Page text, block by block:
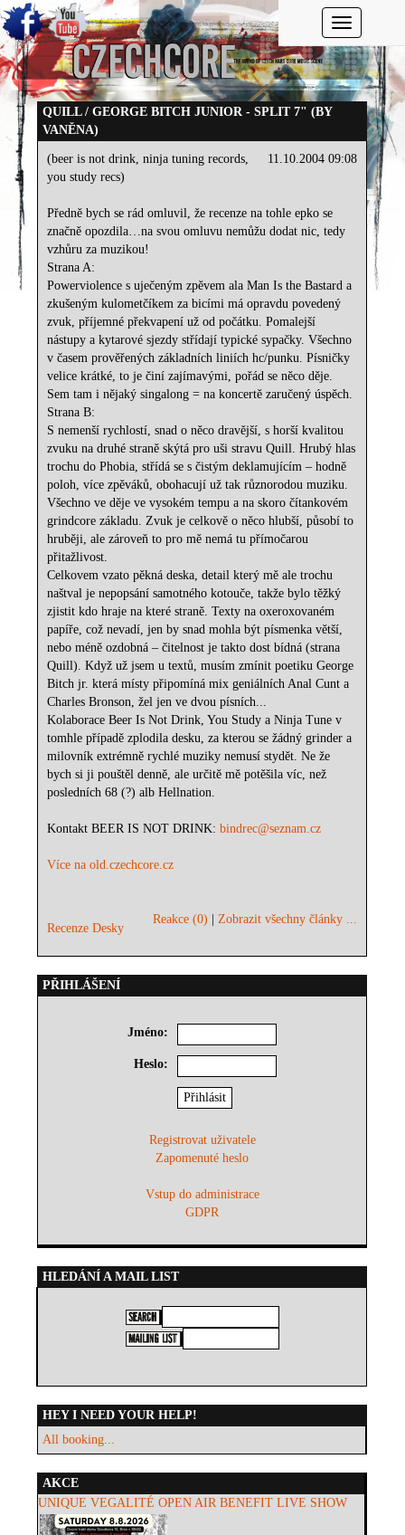
Toggle
QUILL / GEORGE BITCH JUNIOR - SPLIT 7" (BY
VANĚNA)
11.10.2004 09:08
(beer is not drink, ninja tuning records,
you study recs)
Předně bych se rád omluvil, že recenze na tohle epko se
značně opozdila…na svou omluvu nemůžu dodat nic, tedy
vzhůru za muzikou!
Strana A:
Powerviolence s uječeným zpěvem ala Man Is the Bastard a
zkušeným kulometčíkem za bicími má opravdu povedený
zvuk, příjemné překvapení už od počátku. Pomalejší
nástupy a kytarové sjezdy střídají typické sypačky. Všechno
v časem prověřených základních liniích hc/punku. Písničky
velice krátké, to je činí zajímavými, pořád se něco děje.
Sem tam i nějaký singalong = na koncertě zaručený úspěch.
Strana B:
S nemenší rychlostí, snad o něco dravější, s horší kvalitou
zvuku na druhé straně skýtá pro uši stravu Quill. Hrubý hlas
trochu do Phobia, střídá se s čistým deklamujícím – hodně
poloh, více zpěváků, obohacují už tak různorodou muziku.
Všechno ve děje ve vysokém tempu a na skoro čítankovém
grindcore základu. Zvuk je celkově o něco hlubší, působí to
hruběji, ale zároveň to pro mě nemá tu přímočarou
přitažlivost.
Celkovem vzato pěkná deska, detail který mě ale trochu
naštval je nepopsání samotného kotouče, takže bylo těžký
zjistit kdo hraje na které straně. Texty na oxeroxovaném
papíře, což nevadí, jen by snad mohla být písmenka větší,
nebo méně ozdobná – čitelnost je takto dost bídná (strana
Quill). Když už jsem u textů, musím zmínit poetiku George
Bitch jr. která místy připomíná mix geniálních Anal Cunt a
Charles Bronson, žel jen ve dvou písních...
Kolaborace Beer Is Not Drink, You Study a Ninja Tune v
tomhle případě zplodila desku, za kterou se žádný grinder a
milovník extrémně rychlé muziky nemusí stydět. Ne že
bych si ji pouštěl denně, ale určitě mě potěšila víc, než
posledních 68 (?) alb Hellnation.
Kontakt BEER IS NOT DRINK:bindrec@seznam.cz
Více na old.czechcore.cz
Recenze Desky
Reakce (0) |Zobrazit všechny články ...
PŘIHLÁŠENÍ
Jméno:
Heslo:
Registrovat uživatele
Zapomenuté heslo
Vstup do administrace
GDPR
HLEDÁNÍ A MAIL LIST
HEY I NEED YOUR HELP!
All booking...
AKCE
UNIQUE VEGALITÉ OPEN AIR BENEFIT LIVE SHOW